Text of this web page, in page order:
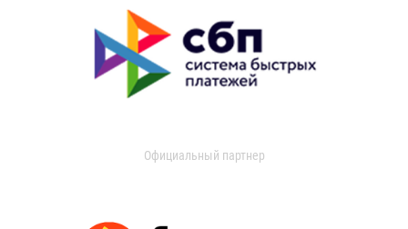
Официальный партнер